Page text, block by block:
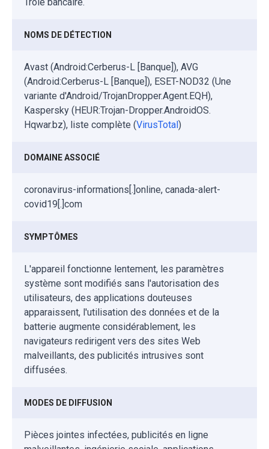
NOMS DE DÉTECTION
Avast (Android:Cerberus-L [Banque]), AVG
(Android:Cerberus-L [Banque]), ESET-NOD32 (Une
variante d'Android/TrojanDropper.Agent.EQH),
Kaspersky (HEUR:Trojan-Dropper.AndroidOS.
Hqwar.bz), liste complète (VirusTotal)
DOMAINE ASSOCIÉ
coronavirus-informations[.]online, canada-alert-
covid19[.]com
SYMPTÔMES
L'appareil fonctionne lentement, les paramètres
système sont modifiés sans l'autorisation des
utilisateurs, des applications douteuses
apparaissent, l'utilisation des données et de la
batterie augmente considérablement, les
navigateurs redirigent vers des sites Web
malveillants, des publicités intrusives sont
diffusées.
MODES DE DIFFUSION
Pièces jointes infectées, publicités en ligne